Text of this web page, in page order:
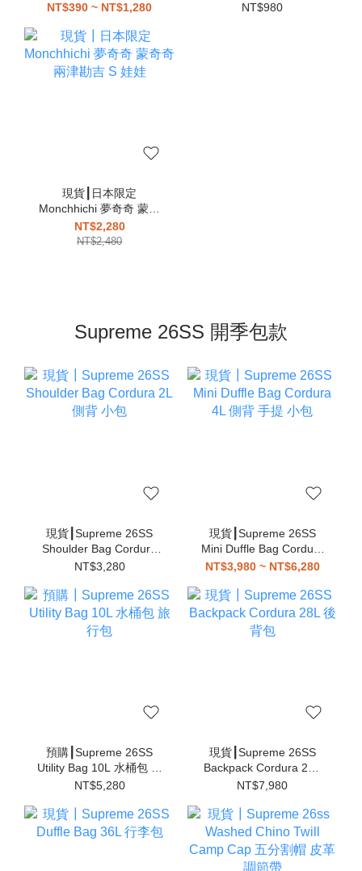
獸 蒙奇奇 夢奇奇 娃娃 吊
NT$390 ~ NT$1,280
棒棒糖系列 吊飾 鑰匙圈
NT$980
現貨┃日本限定
Monchhichi 夢奇奇 蒙奇
奇 兩津勘吉 S 娃娃
NT$2,280
NT$2,480
Supreme 26SS 開季包款
現貨┃Supreme 26SS
Shoulder Bag Cordura
2L 側背 小包
NT$3,280
現貨┃Supreme 26SS
Mini Duffle Bag Cordura
4L 側背 手提 小包
NT$3,980 ~ NT$6,280
預購┃Supreme 26SS
Utility Bag 10L 水桶包 旅
行包
NT$5,280
現貨┃Supreme 26SS
Backpack Cordura 28L
後背包
NT$7,980